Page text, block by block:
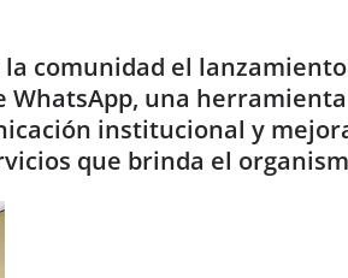
comunidad el lanzamiento
WhatsApp, una herramienta
institucional y
que brinda el